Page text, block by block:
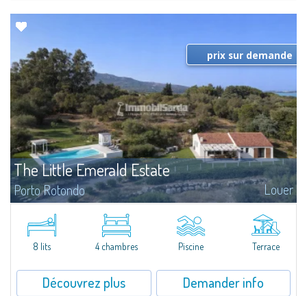
The Little Emerald Estate
Porto Rotondo Louer
Porto RotondoIn the heart of the Cugnana hills, just a few minutes from
Porto Rotondo and the most beautiful beaches of the Costa Smeralda, we
offer...
prix sur demande
8 lits 4 chambres Piscine Terrace
Découvrez plus Demander info